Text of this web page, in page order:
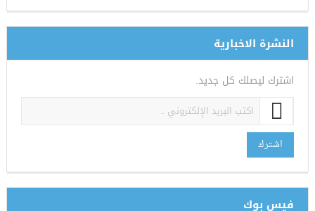
النشرة الاخبارية
اشترك ليصلك كل جديد.
اشترك
فيس بوك